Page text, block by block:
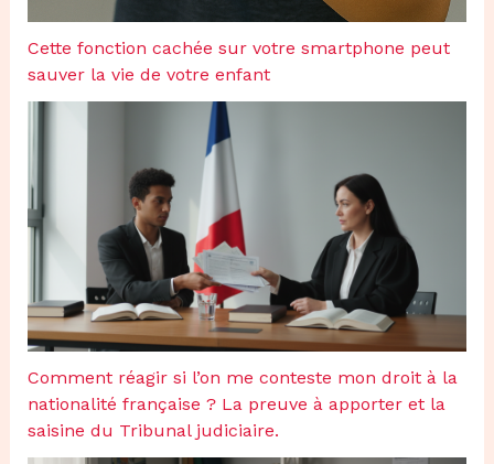
Cette fonction cachée sur votre smartphone peut
sauver la vie de votre enfant
Comment réagir si l’on me conteste mon droit à la
nationalité française ? La preuve à apporter et la
saisine du Tribunal judiciaire.